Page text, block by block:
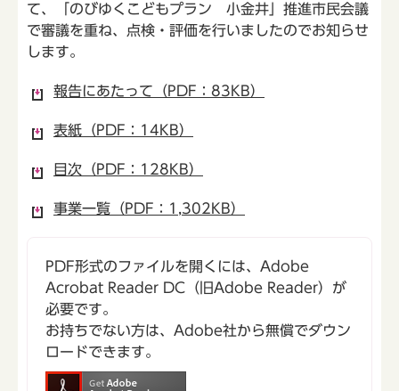
て、「のびゆくこどもプラン 小金井」推進市民会議
で審議を重ね、点検・評価を行いましたのでお知らせ
します。
報告にあたって（PDF：83KB）
表紙（PDF：14KB）
目次（PDF：128KB）
事業一覧（PDF：1,302KB）
PDF形式のファイルを開くには、Adobe
Acrobat Reader DC（旧Adobe Reader）が
必要です。
お持ちでない方は、Adobe社から無償でダウン
ロードできます。